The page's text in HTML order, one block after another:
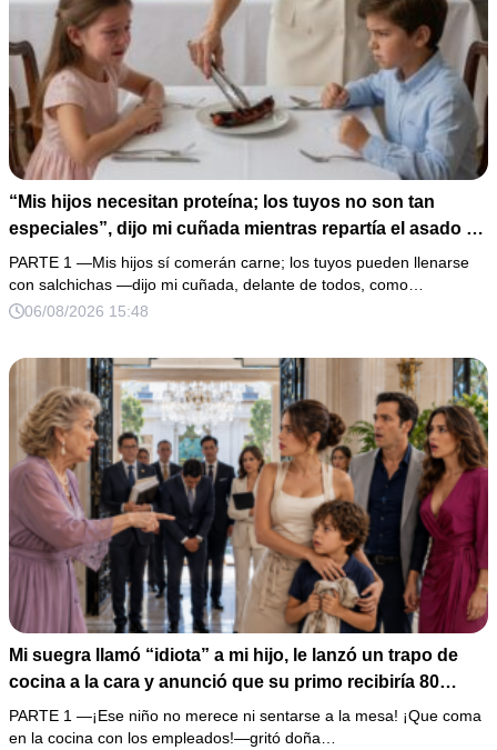
“Mis hijos necesitan proteína; los tuyos no son tan
especiales”, dijo mi cuñada mientras repartía el asado y
hacía llorar a mi hija. Mi esposo me pidió que no armara
un escándalo, así que guardé silencio, terminé un pastel
de boda de 8,000 pesos y coloqué sobre la mesa un
PARTE 1 —Mis hijos sí comerán carne; los tuyos pueden llenarse
con salchichas —dijo mi cuñada, delante de todos, como…
06/08/2026 15:48
Mi suegra llamó “idiota” a mi hijo, le lanzó un trapo de
cocina a la cara y anunció que su primo recibiría 80
millones y el 50% de las acciones: “Aprende cuál es tu
lugar”. Permanecí en silencio hasta que terminaron de
PARTE 1 —¡Ese niño no merece ni sentarse a la mesa! ¡Que coma
en la cocina con los empleados!—gritó doña…